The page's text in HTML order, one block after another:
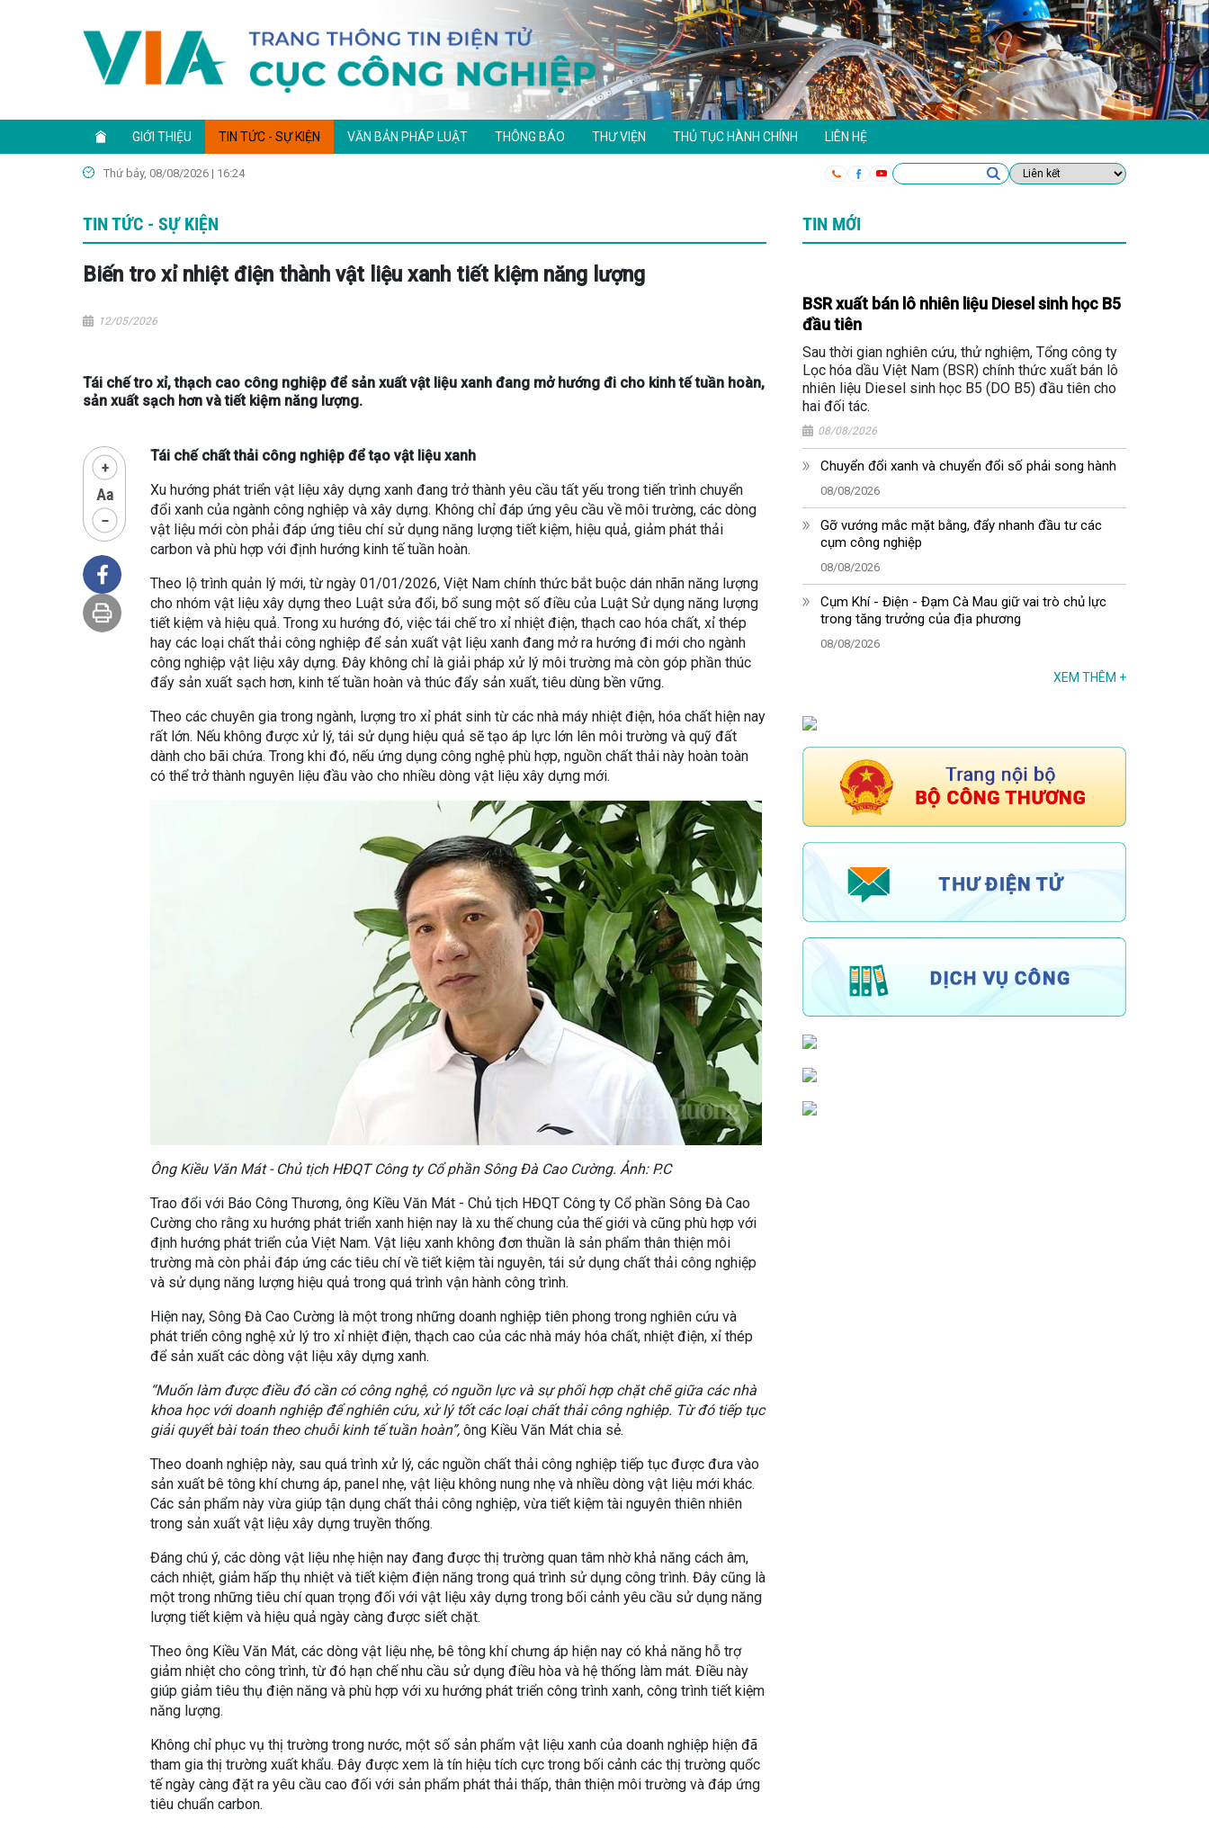
GIỚI THIỆU TIN TỨC - SỰ KIỆN VĂN BẢN PHÁP LUẬT THÔNG BÁO THƯ VIỆN THỦ TỤC HÀNH CHÍNH LIÊN HỆ
Thứ bảy, 08/08/2026 | 16:24
TIN TỨC - SỰ KIỆN
Biến tro xỉ nhiệt điện thành vật liệu xanh tiết kiệm năng lượng
12/05/2026
Tái chế tro xỉ, thạch cao công nghiệp để sản xuất vật liệu xanh đang mở hướng đi cho kinh tế tuần hoàn,
sản xuất sạch hơn và tiết kiệm năng lượng.
Tái chế chất thải công nghiệp để tạo vật liệu xanh
Xu hướng phát triển vật liệu xây dựng xanh đang trở thành yêu cầu tất yếu trong tiến trình chuyển
đổi xanh của ngành công nghiệp và xây dựng. Không chỉ đáp ứng yêu cầu về môi trường, các dòng
vật liệu mới còn phải đáp ứng tiêu chí sử dụng năng lượng tiết kiệm, hiệu quả, giảm phát thải
carbon và phù hợp với định hướng kinh tế tuần hoàn.
Theo lộ trình quản lý mới, từ ngày 01/01/2026, Việt Nam chính thức bắt buộc dán nhãn năng lượng
cho nhóm vật liệu xây dựng theo Luật sửa đổi, bổ sung một số điều của Luật Sử dụng năng lượng
tiết kiệm và hiệu quả. Trong xu hướng đó, việc tái chế tro xỉ nhiệt điện, thạch cao hóa chất, xỉ thép
hay các loại chất thải công nghiệp để sản xuất vật liệu xanh đang mở ra hướng đi mới cho ngành
công nghiệp vật liệu xây dựng. Đây không chỉ là giải pháp xử lý môi trường mà còn góp phần thúc
đẩy sản xuất sạch hơn, kinh tế tuần hoàn và thúc đẩy sản xuất, tiêu dùng bền vững.
Theo các chuyên gia trong ngành, lượng tro xỉ phát sinh từ các nhà máy nhiệt điện, hóa chất hiện nay
rất lớn. Nếu không được xử lý, tái sử dụng hiệu quả sẽ tạo áp lực lớn lên môi trường và quỹ đất
dành cho bãi chứa. Trong khi đó, nếu ứng dụng công nghệ phù hợp, nguồn chất thải này hoàn toàn
có thể trở thành nguyên liệu đầu vào cho nhiều dòng vật liệu xây dựng mới.
Ông Kiều Văn Mát - Chủ tịch HĐQT Công ty Cổ phần Sông Đà Cao Cường. Ảnh: P.C
Trao đổi với Báo Công Thương, ông Kiều Văn Mát - Chủ tịch HĐQT Công ty Cổ phần Sông Đà Cao
Cường cho rằng xu hướng phát triển xanh hiện nay là xu thế chung của thế giới và cũng phù hợp với
định hướng phát triển của Việt Nam. Vật liệu xanh không đơn thuần là sản phẩm thân thiện môi
trường mà còn phải đáp ứng các tiêu chí về tiết kiệm tài nguyên, tái sử dụng chất thải công nghiệp
và sử dụng năng lượng hiệu quả trong quá trình vận hành công trình.
Hiện nay, Sông Đà Cao Cường là một trong những doanh nghiệp tiên phong trong nghiên cứu và
phát triển công nghệ xử lý tro xỉ nhiệt điện, thạch cao của các nhà máy hóa chất, nhiệt điện, xỉ thép
để sản xuất các dòng vật liệu xây dựng xanh.
“Muốn làm được điều đó cần có công nghệ, có nguồn lực và sự phối hợp chặt chẽ giữa các nhà
khoa học với doanh nghiệp để nghiên cứu, xử lý tốt các loại chất thải công nghiệp. Từ đó tiếp tục
giải quyết bài toán theo chuỗi kinh tế tuần hoàn”, ông Kiều Văn Mát chia sẻ.
Theo doanh nghiệp này, sau quá trình xử lý, các nguồn chất thải công nghiệp tiếp tục được đưa vào
sản xuất bê tông khí chưng áp, panel nhẹ, vật liệu không nung nhẹ và nhiều dòng vật liệu mới khác.
Các sản phẩm này vừa giúp tận dụng chất thải công nghiệp, vừa tiết kiệm tài nguyên thiên nhiên
trong sản xuất vật liệu xây dựng truyền thống.
Đáng chú ý, các dòng vật liệu nhẹ hiện nay đang được thị trường quan tâm nhờ khả năng cách âm,
cách nhiệt, giảm hấp thụ nhiệt và tiết kiệm điện năng trong quá trình sử dụng công trình. Đây cũng là
một trong những tiêu chí quan trọng đối với vật liệu xây dựng trong bối cảnh yêu cầu sử dụng năng
lượng tiết kiệm và hiệu quả ngày càng được siết chặt.
Theo ông Kiều Văn Mát, các dòng vật liệu nhẹ, bê tông khí chưng áp hiện nay có khả năng hỗ trợ
giảm nhiệt cho công trình, từ đó hạn chế nhu cầu sử dụng điều hòa và hệ thống làm mát. Điều này
giúp giảm tiêu thụ điện năng và phù hợp với xu hướng phát triển công trình xanh, công trình tiết kiệm
năng lượng.
Không chỉ phục vụ thị trường trong nước, một số sản phẩm vật liệu xanh của doanh nghiệp hiện đã
tham gia thị trường xuất khẩu. Đây được xem là tín hiệu tích cực trong bối cảnh các thị trường quốc
tế ngày càng đặt ra yêu cầu cao đối với sản phẩm phát thải thấp, thân thiện môi trường và đáp ứng
tiêu chuẩn carbon.
TIN MỚI
BSR xuất bán lô nhiên liệu Diesel sinh học B5
đầu tiên
Sau thời gian nghiên cứu, thử nghiệm, Tổng công ty
Lọc hóa dầu Việt Nam (BSR) chính thức xuất bán lô
nhiên liệu Diesel sinh học B5 (DO B5) đầu tiên cho
hai đối tác.
08/08/2026
Chuyển đổi xanh và chuyển đổi số phải song hành
08/08/2026
Gỡ vướng mắc mặt bằng, đẩy nhanh đầu tư các
cụm công nghiệp
08/08/2026
Cụm Khí - Điện - Đạm Cà Mau giữ vai trò chủ lực
trong tăng trưởng của địa phương
08/08/2026
XEM THÊM +